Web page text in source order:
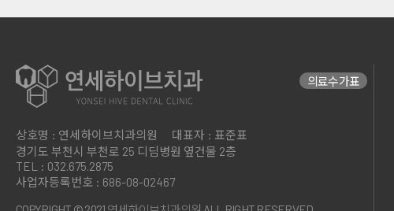
상호명 : 연세하이브치과의원
대표자 : 표준표
경기도 부천시 부천로 25 디딤병원 옆건물 2층
TEL : 032.675.2875
사업자등록번호 : 686-08-02467
의료수가표